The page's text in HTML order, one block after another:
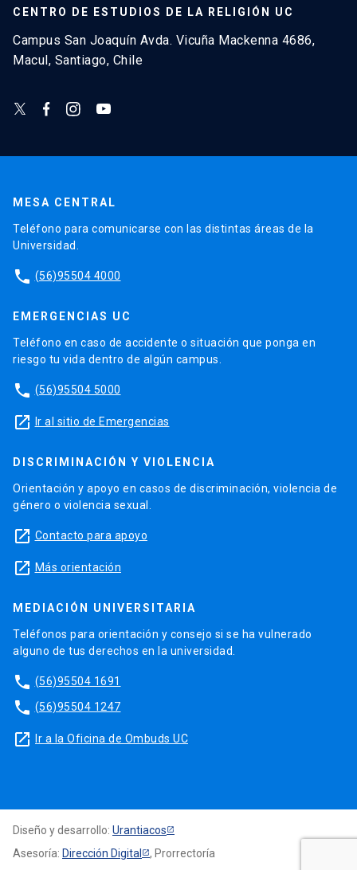
CENTRO DE ESTUDIOS DE LA RELIGIÓN UC
Campus San Joaquín Avda. Vicuña Mackenna 4686,
Macul, Santiago, Chile
MESA CENTRAL
Teléfono para comunicarse con las distintas áreas de la
Universidad.
phone (56)95504 4000
EMERGENCIAS UC
Teléfono en caso de accidente o situación que ponga en
riesgo tu vida dentro de algún campus.
phone (56)95504 5000
launch Ir al sitio de Emergencias
DISCRIMINACIÓN Y VIOLENCIA
Orientación y apoyo en casos de discriminación, violencia de
género o violencia sexual.
launch Contacto para apoyo
launch Más orientación
MEDIACIÓN UNIVERSITARIA
Teléfonos para orientación y consejo si se ha vulnerado
alguno de tus derechos en la universidad.
phone (56)95504 1691
phone (56)95504 1247
launch Ir a la Oficina de Ombuds UC
Diseño y desarrollo: Urantiacos
Asesoría: Dirección Digital
, Prorrectoría